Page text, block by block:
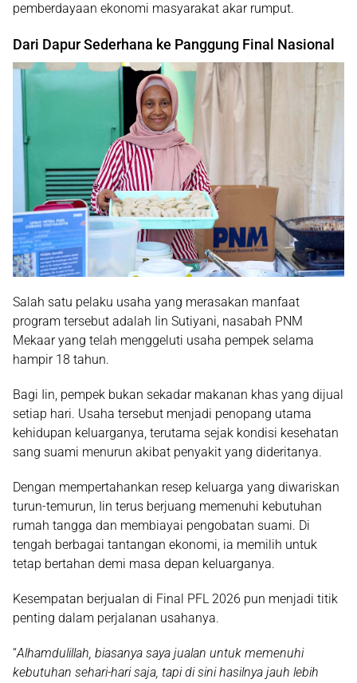
pemberdayaan ekonomi masyarakat akar rumput.
Dari Dapur Sederhana ke Panggung Final Nasional
Salah satu pelaku usaha yang merasakan manfaat
program tersebut adalah Iin Sutiyani, nasabah PNM
Mekaar yang telah menggeluti usaha pempek selama
hampir 18 tahun.
Bagi Iin, pempek bukan sekadar makanan khas yang dijual
setiap hari. Usaha tersebut menjadi penopang utama
kehidupan keluarganya, terutama sejak kondisi kesehatan
sang suami menurun akibat penyakit yang dideritanya.
Dengan mempertahankan resep keluarga yang diwariskan
turun-temurun, Iin terus berjuang memenuhi kebutuhan
rumah tangga dan membiayai pengobatan suami. Di
tengah berbagai tantangan ekonomi, ia memilih untuk
tetap bertahan demi masa depan keluarganya.
Kesempatan berjualan di Final PFL 2026 pun menjadi titik
penting dalam perjalanan usahanya.
“Alhamdulillah, biasanya saya jualan untuk memenuhi
kebutuhan sehari-hari saja, tapi di sini hasilnya jauh lebih